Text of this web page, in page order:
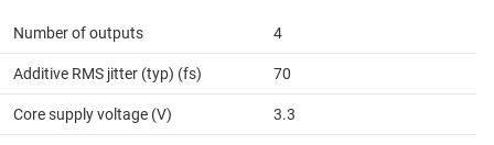
Number of outputs 4
Additive RMS jitter (typ) (fs) 70
Core supply voltage (V) 3.3